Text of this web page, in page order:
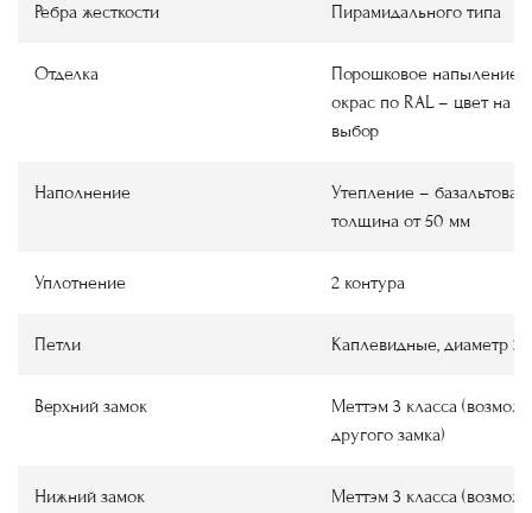
Ребра жесткости Пирамидального типа
Отделка Порошковое напыление
окрас по RAL– цвет на
выбор
Наполнение Утепление – базальтовая
толщина от 50 мм
Уплотнение 2 контура
Петли Каплевидные, диаметр
Верхний замок
Меттэм 3 класса
другого замка)
Нижний замок
Меттэм 3 класса